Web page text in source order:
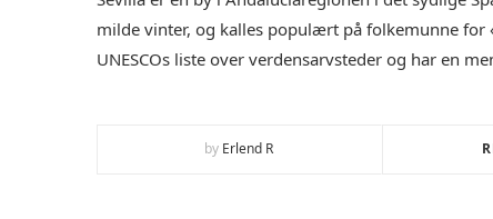
milde vinter, og kalles populært på folkemunne
UNESCOs liste over verdensarvsteder og har en
by Erlend R